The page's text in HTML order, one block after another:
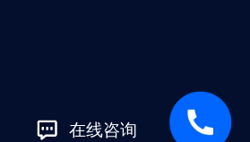
在线咨询